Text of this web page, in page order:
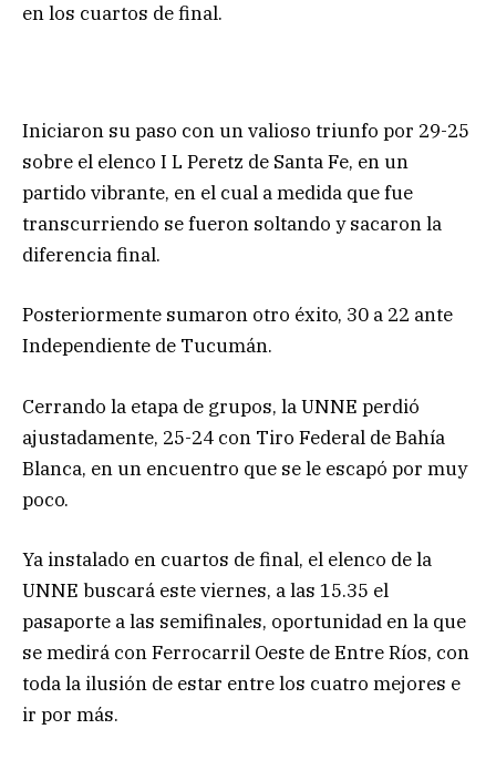
en los cuartos de final.
Iniciaron su paso con un valioso triunfo por 29-25
sobre el elenco I L Peretz de Santa Fe, en un
partido vibrante, en el cual a medida que fue
transcurriendo se fueron soltando y sacaron la
diferencia final.
Posteriormente sumaron otro éxito, 30 a 22 ante
Independiente de Tucumán.
Cerrando la etapa de grupos, la UNNE perdió
ajustadamente, 25-24 con Tiro Federal de Bahía
Blanca, en un encuentro que se le escapó por muy
poco.
Ya instalado en cuartos de final, el elenco de la
UNNE buscará este viernes, a las 15.35 el
pasaporte a las semifinales, oportunidad en la que
se medirá con Ferrocarril Oeste de Entre Ríos, con
toda la ilusión de estar entre los cuatro mejores e
ir por más.